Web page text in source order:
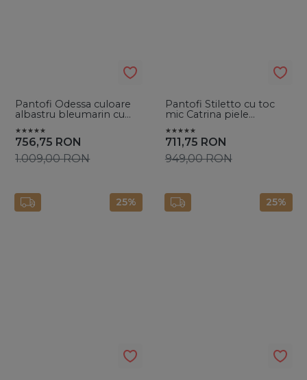
Pantofi Odessa culoare
albastru bleumarin cu
756,75 RON
1.009,00RON
Pantofi Stiletto cu toc
mic Catrina piele
711,75 RON
949,00RON
25% 25%